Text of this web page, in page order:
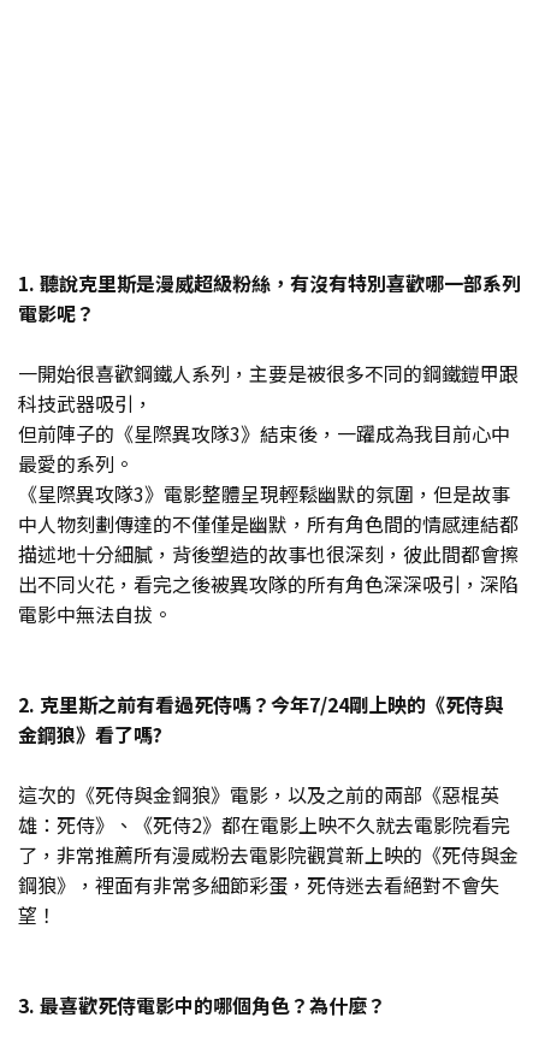
1. 聽說克里斯是漫威超級粉絲，有沒有特別喜歡哪一部系列
電影呢？
一開始很喜歡鋼鐵人系列，主要是被很多不同的鋼鐵鎧甲跟
科技武器吸引，
但前陣子的《星際異攻隊3》結束後，一躍成為我目前心中
最愛的系列。
《星際異攻隊3》電影整體呈現輕鬆幽默的氛圍，但是故事
中人物刻劃傳達的不僅僅是幽默，所有角色間的情感連結都
描述地十分細膩，背後塑造的故事也很深刻，彼此間都會擦
出不同火花，看完之後被異攻隊的所有角色深深吸引，深陷
電影中無法自拔。
2. 克里斯之前有看過死侍嗎？今年7/24剛上映的《死侍與
金鋼狼》看了嗎?
這次的《死侍與金鋼狼》電影，以及之前的兩部《惡棍英
雄：死侍》、《死侍2》都在電影上映不久就去電影院看完
了，非常推薦所有漫威粉去電影院觀賞新上映的《死侍與金
鋼狼》，裡面有非常多細節彩蛋，死侍迷去看絕對不會失
望！
3. 最喜歡死侍電影中的哪個角色？為什麼？